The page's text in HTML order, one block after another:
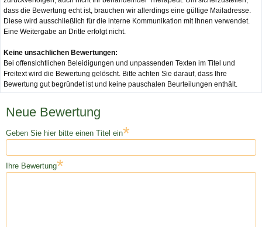
dass die Bewertung echt ist, brauchen wir allerdings eine gültige Mailadresse.
Diese wird ausschließlich für die interne Kommunikation mit Ihnen verwendet.
Eine Weitergabe an Dritte erfolgt nicht.
Keine unsachlichen Bewertungen:
Bei offensichtlichen Beleidigungen und unpassenden Texten im Titel und
Freitext wird die Bewertung gelöscht. Bitte achten Sie darauf, dass Ihre
Bewertung gut begründet ist und keine pauschalen Beurteilungen enthält.
Neue Bewertung
Geben Sie hier bitte einen Titel ein*
Ihre Bewertung*